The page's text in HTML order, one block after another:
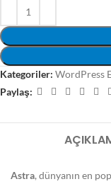
Kategoriler: WordPress
Paylaş:
Astra, dünyanın en